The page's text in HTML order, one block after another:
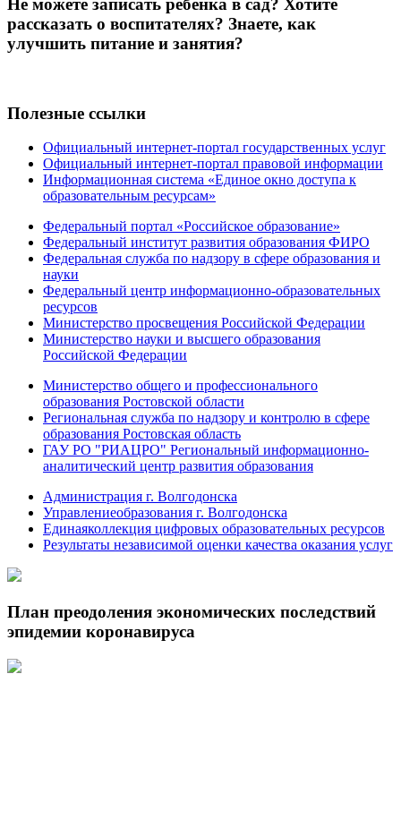
Не можете записать ребёнка в сад? Хотите
рассказать о воспитателях? Знаете, как
улучшить питание и занятия?
Полезные ссылки
Официальный интернет-портал государственных услуг
Официальный интернет-портал правовой информации
Информационная система «Единое окно доступа к
образовательным ресурсам»
Федеральный портал «Российское образование»
Федеральный институт развития образования ФИРО
Федеральная служба по надзору в сфере образования и
науки
Федеральный центр информационно-образовательных
ресурсов
Министерство просвещения Российской Федерации
Министерство науки и высшего образования
Российской Федерации
Министерство общего и профессионального
образования Ростовской области
Региональная служба по надзору и контролю в сфере
образования Ростовская область
ГАУ РО "РИАЦРО" Региональный информационно-
аналитический центр развития образования
Администрация г. Волгодонска
Управлениеобразования г. Волгодонска
Единаяколлекция цифровых образовательных ресурсов
Результаты независимой оценки качества оказания услуг
План преодоления экономических последствий
эпидемии коронавируса